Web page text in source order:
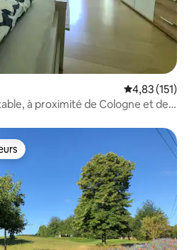
Note
4,83 (151)
à proximité de Cologne et de